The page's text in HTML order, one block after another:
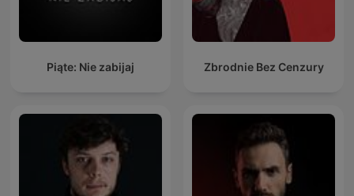
Piąte: Nie zabijaj Zbrodnie Bez Cenzury